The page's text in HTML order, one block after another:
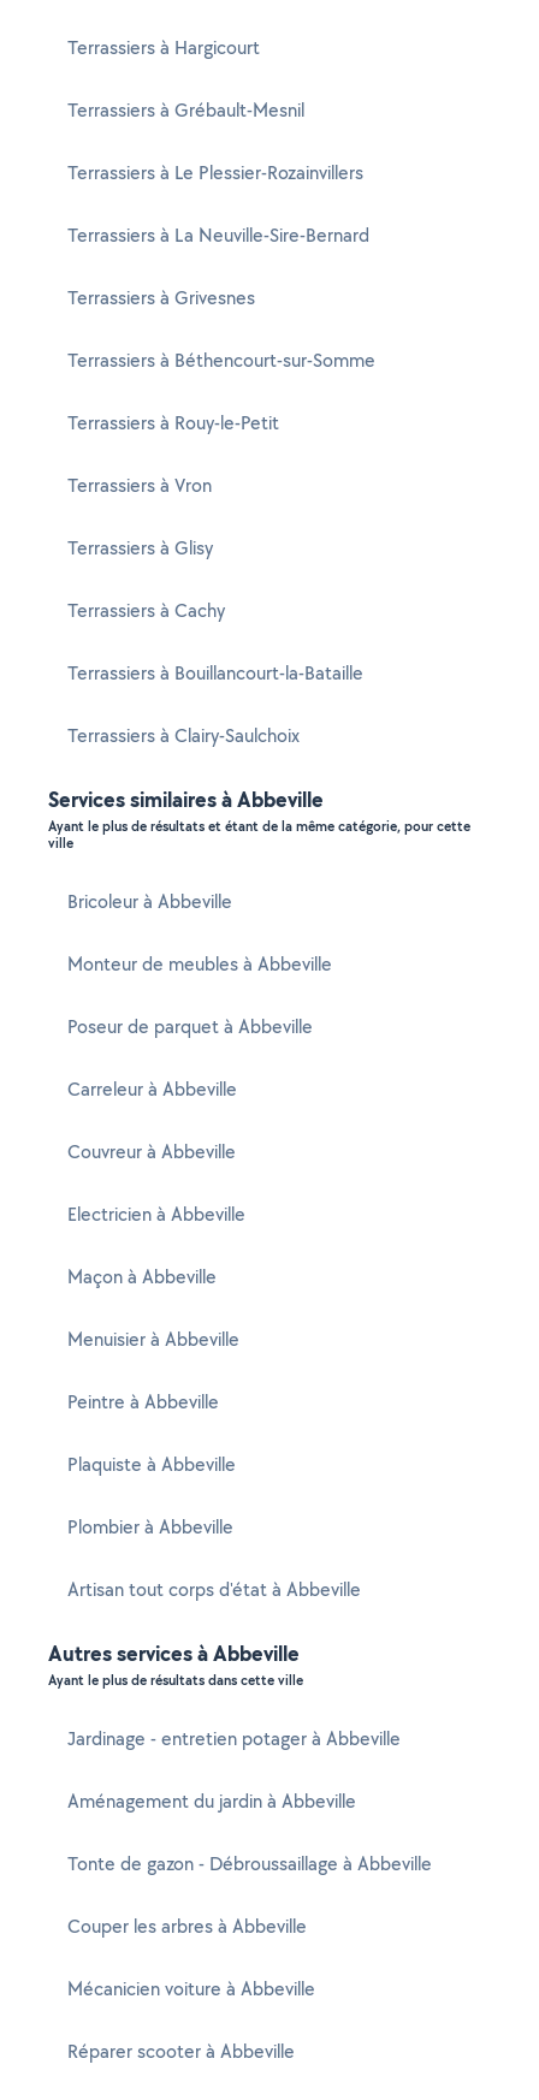
Terrassiers à Hargicourt
Terrassiers à Grébault-Mesnil
Terrassiers à Le Plessier-Rozainvillers
Terrassiers à La Neuville-Sire-Bernard
Terrassiers à Grivesnes
Terrassiers à Béthencourt-sur-Somme
Terrassiers à Rouy-le-Petit
Terrassiers à Vron
Terrassiers à Glisy
Terrassiers à Cachy
Terrassiers à Bouillancourt-la-Bataille
Terrassiers à Clairy-Saulchoix
Services similaires à Abbeville
Ayant le plus de résultats et étant de la même catégorie, pour cette
ville
Bricoleur à Abbeville
Monteur de meubles à Abbeville
Poseur de parquet à Abbeville
Carreleur à Abbeville
Couvreur à Abbeville
Electricien à Abbeville
Maçon à Abbeville
Menuisier à Abbeville
Peintre à Abbeville
Plaquiste à Abbeville
Plombier à Abbeville
Artisan tout corps d'état à Abbeville
Autres services à Abbeville
Ayant le plus de résultats dans cette ville
Jardinage - entretien potager à Abbeville
Aménagement du jardin à Abbeville
Tonte de gazon - Débroussaillage à Abbeville
Couper les arbres à Abbeville
Mécanicien voiture à Abbeville
Réparer scooter à Abbeville